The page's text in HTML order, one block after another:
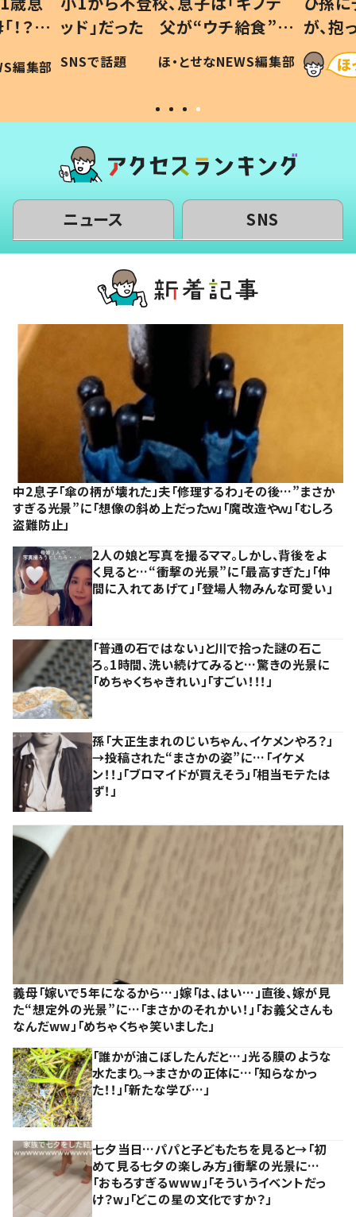
？」
編集部
ッド」だった 父が“ウチ給食”を
作り続ける理由とは #令和の親
#令和の子
SNSで話題 ほ・とせなNEWS編集部
が、
「涙が
い」
ニュース SNS
中2息子「傘の柄が壊れた」夫「修理するわ」その後…”まさか
すぎる光景”に「想像の斜め上だったｗ」「魔改造やｗ」「むしろ
盗難防止」
2人の娘と写真を撮るママ。しかし、背後をよ
く見ると…“衝撃の光景”に「最高すぎた」「仲
間に入れてあげて」「登場人物みんな可愛い」
「普通の石ではない」と川で拾った謎の石こ
ろ。1時間、洗い続けてみると…驚きの光景に
「めちゃくちゃきれい」「すごい！！！」
孫「大正生まれのじいちゃん、イケメンやろ？」
→投稿された“まさかの姿”に…「イケメ
ン！！」「ブロマイドが買えそう」「相当モテたは
ず！」
義母「嫁いで5年になるから…」嫁「は、はい…」直後、嫁が見
た“想定外の光景”に…「まさかのそれかい！」「お義父さんも
なんだww」「めちゃくちゃ笑いました」
「誰かが油こぼしたんだと…」光る膜のような
水たまり。→まさかの正体に…「知らなかっ
た！！」「新たな学び…」
七夕当日…パパと子どもたちを見ると→「初
めて見る七夕の楽しみ方」衝撃の光景に…
「おもろすぎるwww」「そういうイベントだっ
け？w」「どこの星の文化ですか？」